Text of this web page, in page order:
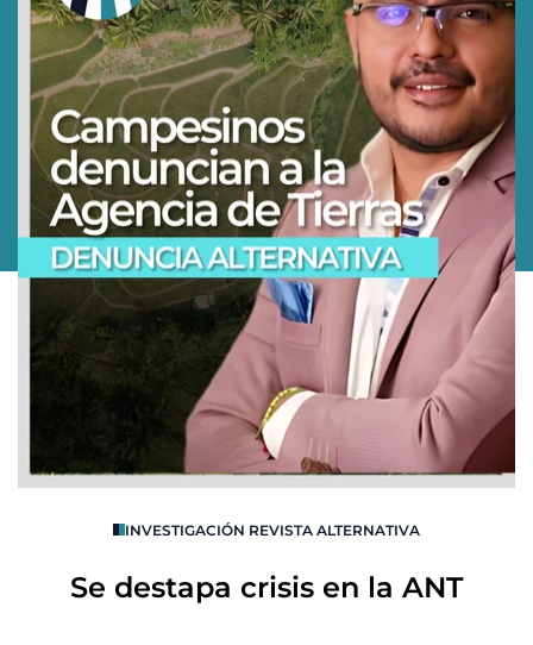
INVESTIGACIÓN REVISTA ALTERNATIVA
Se destapa crisis en la ANT